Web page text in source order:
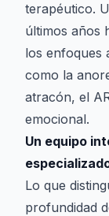
terapéutico.
últimos años
los enfoques
como la
atracón, el
emocional.
Un equipo
Lo que
profundidad